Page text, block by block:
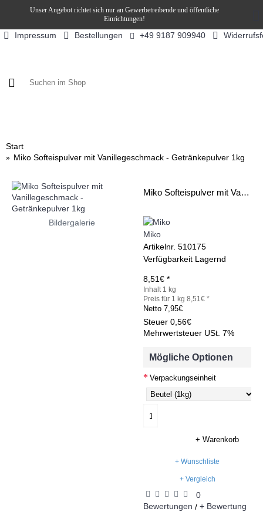
Unser Angebot richtet sich nur an Gewerbetreibende und öffentliche
Einrichtungen!
Impressum Bestellungen +49 9187 909940
Start
Miko Softeispulver mit Vanillegeschmack - Getränkepulver 1kg
Bildergalerie
Miko Softeispulver mit Vanillegeschmack - Getränkepulver 1kg
Miko
Artikelnr. 510175
Verfügbarkeit Lagernd
8,51€ *
Inhalt 1 kg
Preis für 1 kg 8,51€ *
Netto 7,95€
Steuer 0,56€
Mehrwertsteuer USt. 7%
Mögliche Optionen
Verpackungseinheit
+ Warenkorb
+ Wunschliste
+ Vergleich
0
Bewertungen / + Bewertung